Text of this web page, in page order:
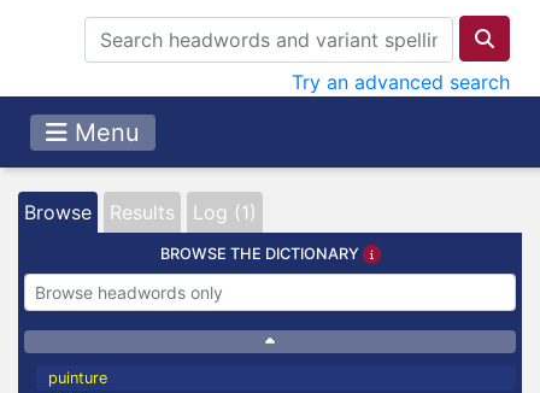
Try an advanced search
Menu
Browse Results Log (1)
BROWSE THE DICTIONARY
puinture